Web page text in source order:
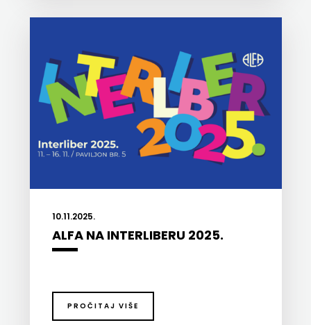
10.11.2025.
ALFA NA INTERLIBERU 2025.
PROČITAJ VIŠE